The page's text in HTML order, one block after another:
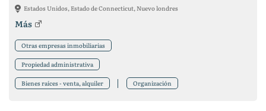
Estados Unidos, Estado de Connecticut, Nuevo londres
Más
Otras empresas inmobiliarias
Propiedad administrativa
Bienes raíces - venta, alquiler Organización